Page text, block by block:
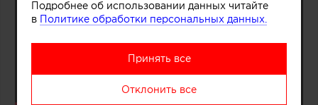
Подробнее об использовании данных читайте
в Политике обработки персональных данных.
Принять все
Отклонить все